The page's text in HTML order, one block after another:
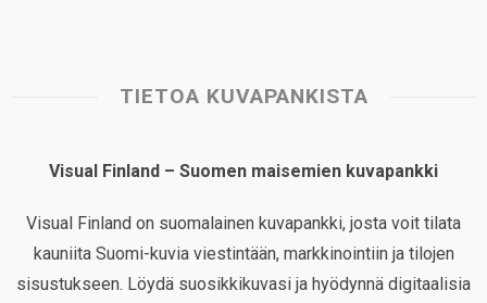
TIETOA KUVAPANKISTA
Visual Finland – Suomen maisemien kuvapankki
Visual Finland on suomalainen kuvapankki, josta voit tilata
kauniita Suomi-kuvia viestintään, markkinointiin ja tilojen
sisustukseen. Löydä suosikkikuvasi ja hyödynnä digitaalisia